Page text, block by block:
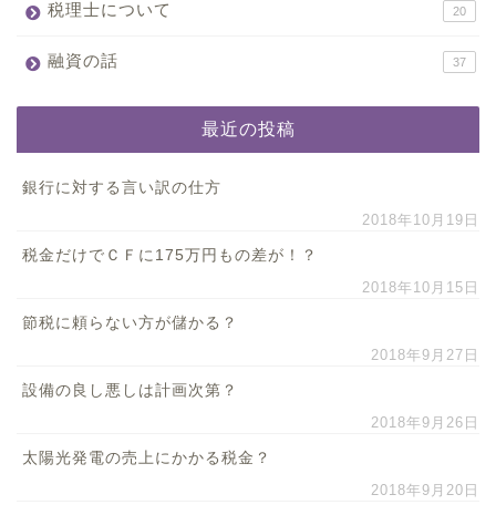
税理士について 20
融資の話 37
最近の投稿
銀行に対する言い訳の仕方
2018年10月19日
税金だけでＣＦに175万円もの差が！？
2018年10月15日
節税に頼らない方が儲かる？
2018年9月27日
設備の良し悪しは計画次第？
2018年9月26日
太陽光発電の売上にかかる税金？
2018年9月20日